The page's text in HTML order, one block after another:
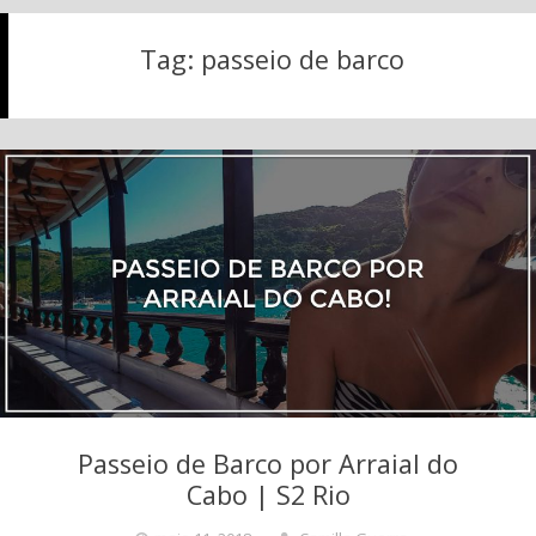
Tag: passeio de barco
Passeio de Barco por Arraial do
Cabo | S2 Rio